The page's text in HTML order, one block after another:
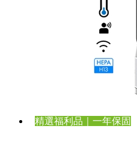
精選福利品｜一年保固